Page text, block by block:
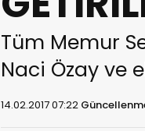
Tüm Memur
Naci Özay ve
14.02.2017 07:22